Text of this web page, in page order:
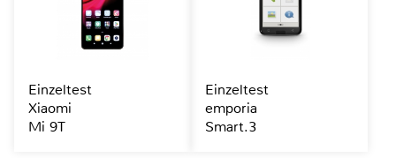
Einzeltest
Xiaomi
Mi 9T
Einzeltest
emporia
Smart.3